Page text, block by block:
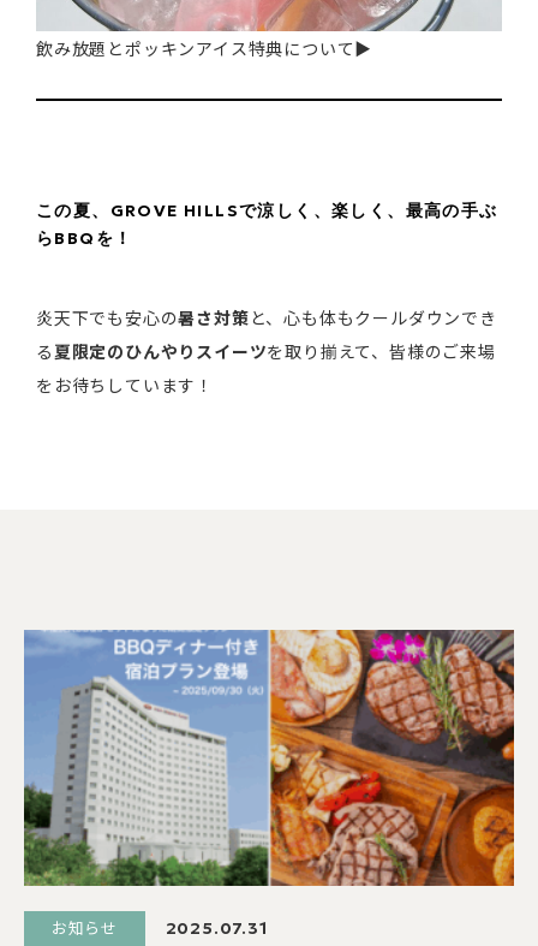
飲み放題とポッキンアイス特典について▶
この夏、GROVE HILLSで涼しく、楽しく、最高の手ぶ
らBBQを！
炎天下でも安心の暑さ対策と、心も体もクールダウンでき
る夏限定のひんやりスイーツを取り揃えて、皆様のご来場
をお待ちしています！
お知らせ 2025.07.31